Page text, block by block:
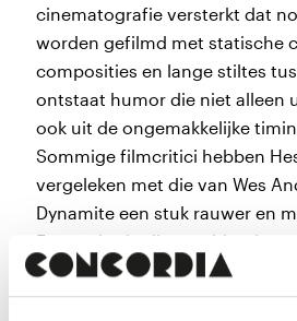
cinematografie versterkt dat
worden gefilmd met statische
composities en lange stiltes
ontstaat humor die niet alleen
ook uit de ongemakkelijke
Sommige filmcritici hebben
vergeleken met die van Wes
Dynamite een stuk rauwer en
En precies in die combinatie
eigenheid schuilt een groot
film.